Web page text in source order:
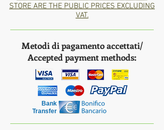
STORE ARE THE PUBLIC PRICES EXCLUDING
VAT.
Metodi di pagamento accettati/
Accepted payment methods:
Bank
Transfer